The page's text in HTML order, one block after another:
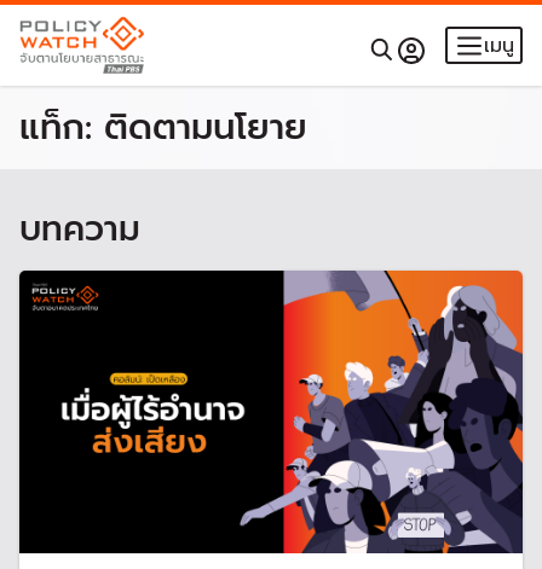
เมนู
แท็ก: ติดตามนโยาย
บทความ